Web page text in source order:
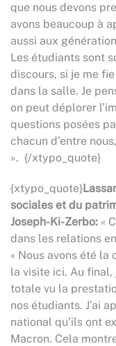
que nous devons
avons beaucoup à
aussi aux
Les étudiants sont
discours, si je me
dans la salle. Je
on peut déplorer
questions posées
chacun d’entre
». {/xtypo_quote}
{xtypo_quote}
sociales et du
Joseph-Ki-Zerbo: «
dans les relations
« Nous avons été la
la visite ici. Au final,
totale vu la
nos étudiants. J’ai
national qu’ils ont
Macron. Cela